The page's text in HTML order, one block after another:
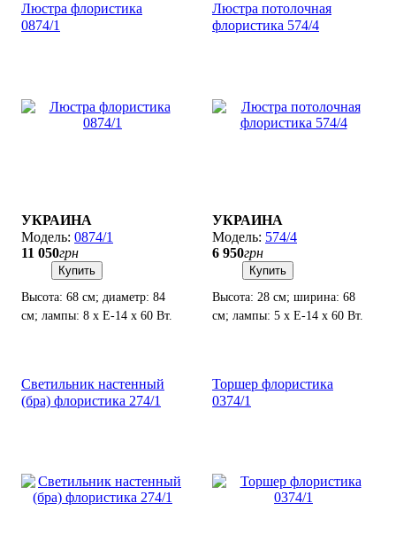
Люстра флористика
0874/1
УКРАИНА
0874/1
11 050грн
Купить
Высота: 68 см; диаметр: 84
см; лампы: 8 х Е-14 х 60 Вт.
Люстра потолочная
флористика 574/4
УКРАИНА
574/4
6 950грн
Купить
Высота: 28 см; ширина: 68
см; лампы: 5 х Е-14 х 60 Вт.
Светильник настенный
(бра) флористика 274/1
Торшер флористика
0374/1